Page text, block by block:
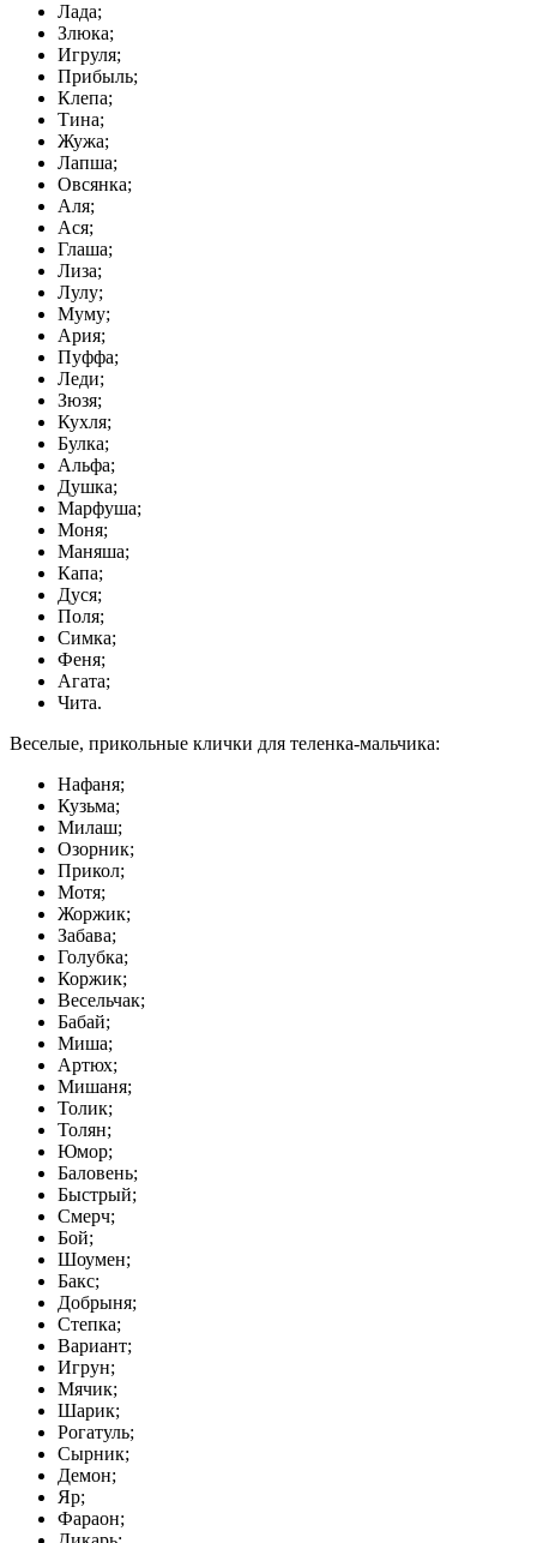
Лада;
Злюка;
Игруля;
Прибыль;
Клепа;
Тина;
Жужа;
Лапша;
Овсянка;
Аля;
Ася;
Глаша;
Лиза;
Лулу;
Муму;
Ария;
Пуффа;
Леди;
Зюзя;
Кухля;
Булка;
Альфа;
Душка;
Марфуша;
Моня;
Маняша;
Капа;
Дуся;
Поля;
Симка;
Феня;
Агата;
Чита.
Веселые, прикольные клички для теленка-мальчика:
Нафаня;
Кузьма;
Милаш;
Озорник;
Прикол;
Мотя;
Жоржик;
Забава;
Голубка;
Коржик;
Весельчак;
Бабай;
Миша;
Артюх;
Мишаня;
Толик;
Толян;
Юмор;
Баловень;
Быстрый;
Смерч;
Бой;
Шоумен;
Бакс;
Добрыня;
Степка;
Вариант;
Игрун;
Мячик;
Шарик;
Рогатуль;
Сырник;
Демон;
Яр;
Фараон;